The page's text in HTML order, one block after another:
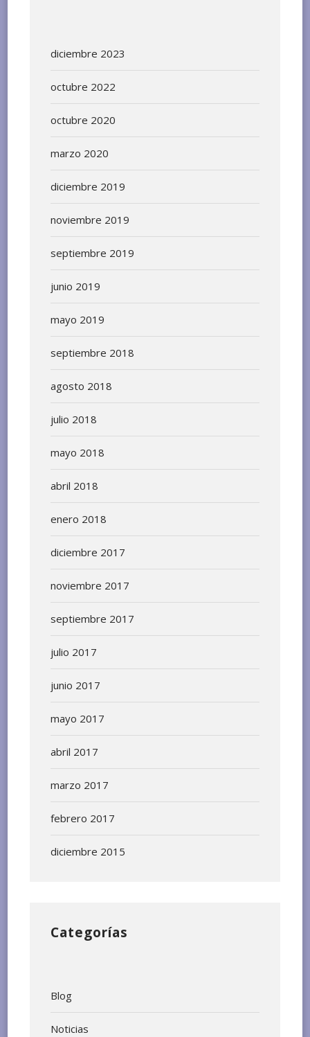
diciembre 2023
octubre 2022
octubre 2020
marzo 2020
diciembre 2019
noviembre 2019
septiembre 2019
junio 2019
mayo 2019
septiembre 2018
agosto 2018
julio 2018
mayo 2018
abril 2018
enero 2018
diciembre 2017
noviembre 2017
septiembre 2017
julio 2017
junio 2017
mayo 2017
abril 2017
marzo 2017
febrero 2017
diciembre 2015
Categorías
Blog
Noticias